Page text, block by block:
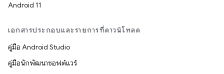
Android 11
เอกสารประกอบและรายการที่ดาวน์โหลด
คู่มือ Android Studio
คู่มือนักพัฒนาซอฟต์แวร์